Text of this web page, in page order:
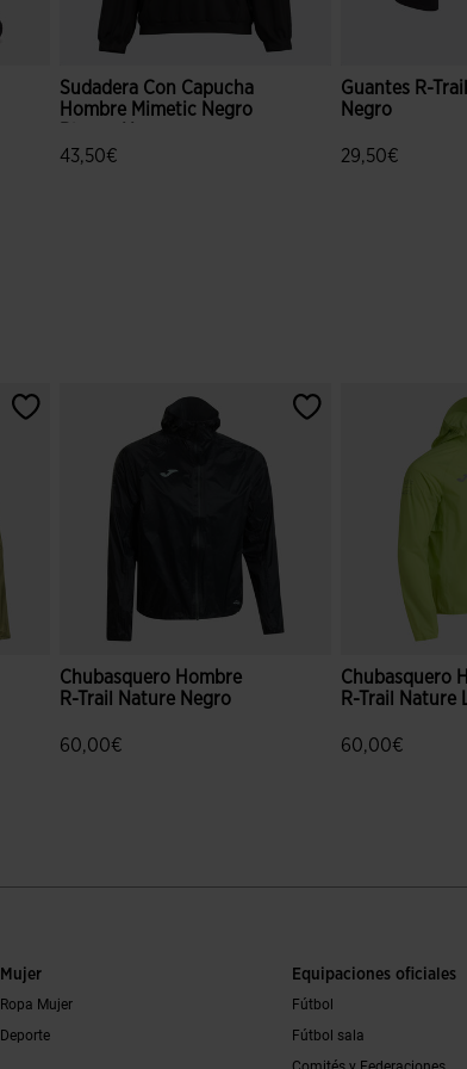
Sudadera Con Capucha
Hombre Mimetic Negro
43,50€
Guantes R-
Negro
29,50€
Chubasquero Hombre
R-Trail Nature Negro
60,00€
Chubasquero
R-Trail Nature
60,00€
Mujer
Ropa Mujer
Deporte
Equipaciones oficiales
Fútbol
Fútbol sala